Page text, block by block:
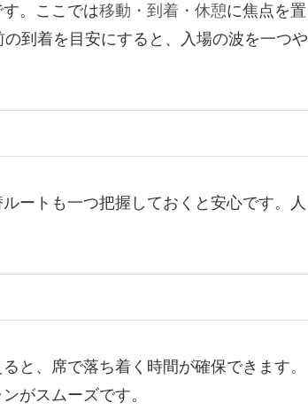
。ここでは移動・到着・休憩に焦点を置
到着を目安にすると、入場の波を一つや
ートも一つ把握しておくと安心です。人
、席で落ち着く時間が確保できます。
がスムーズです。